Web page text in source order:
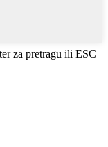
za pretragu ili ESC